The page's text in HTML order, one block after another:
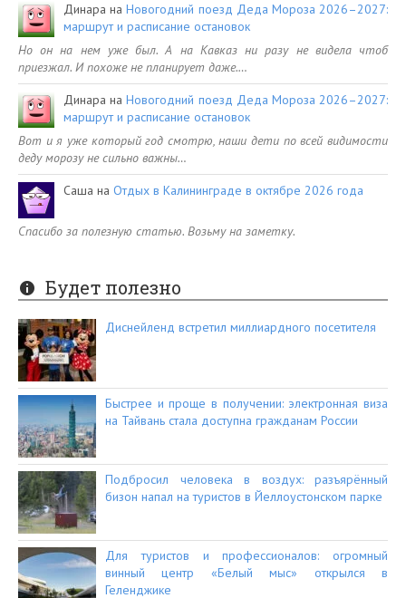
Динара наНовогодний поезд Деда Мороза 2026–2027:
маршрут и расписание остановок
Но он на нем уже был. А на Кавказ ни разу не видела чтоб
приезжал. И похоже не планирует даже.…
Динара наНовогодний поезд Деда Мороза 2026–2027:
маршрут и расписание остановок
Вот и я уже который год смотрю, наши дети по всей видимости
деду морозу не сильно важны…
Саша на Отдых в Калининграде в октябре 2026 года
Спасибо за полезную статью. Возьму на заметку.
Будет полезно
Диснейленд встретил миллиардного посетителя
Быстрее и проще в получении: электронная виза
на Тайвань стала доступна гражданам России
Подбросил человека в воздух: разъярённый
бизон напал на туристов в Йеллоустонском парке
Для туристов и профессионалов: огромный
винный центр «Белый мыс» открылся в
Геленджике